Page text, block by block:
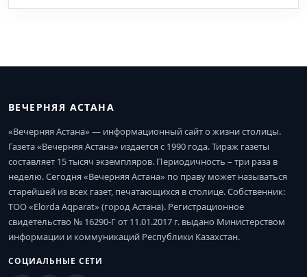
ВЕЧЕРНЯЯ АСТАНА
«Вечерняя Астана» — информационный сайт о жизни столицы.
Газета «Вечерняя Астана» издается с 1990 года. Тираж газеты
составляет 15 тысяч экземпляров. Периодичность – три раза в
неделю. Сегодня «Вечерняя Астана» по праву может называться
старейшей из всех газет, печатающихся в столице. Собственник:
ТОО «Elorda Aqparat» (город Астана). Регистрационное
свидетельство № 16290-Г от 11.01.2017 г. выдано Министерством
информации и коммуникаций Республики Казахстан.
СОЦИАЛЬНЫЕ СЕТИ